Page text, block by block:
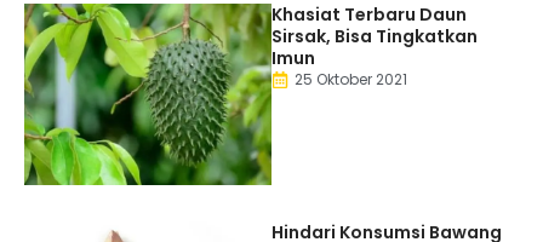
Khasiat Terbaru Daun
Sirsak, Bisa Tingkatkan
Imun
25 Oktober 2021
Hindari Konsumsi Bawang